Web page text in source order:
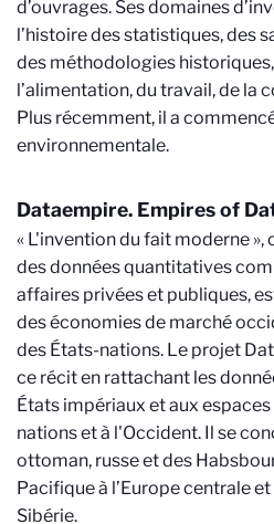
d’ouvrages. Ses domaines
l’histoire des statistiques, des
des méthodologies historiques,
l’alimentation, du travail, de la
Plus récemment, il a
environnementale.
Dataempire. Empires of
« L'invention du fait moderne
des données quantitatives
affaires privées et publiques,
des économies de marché
des États-nations. Le projet
ce récit en rattachant les
États impériaux et aux
nations et à l'Occident. Il se
ottoman, russe et des
Pacifique à l’Europe centrale
Sibérie.